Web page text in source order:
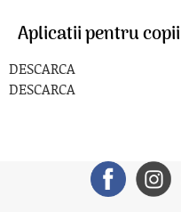
Aplicatii pentru copii
DESCARCA
DESCARCA